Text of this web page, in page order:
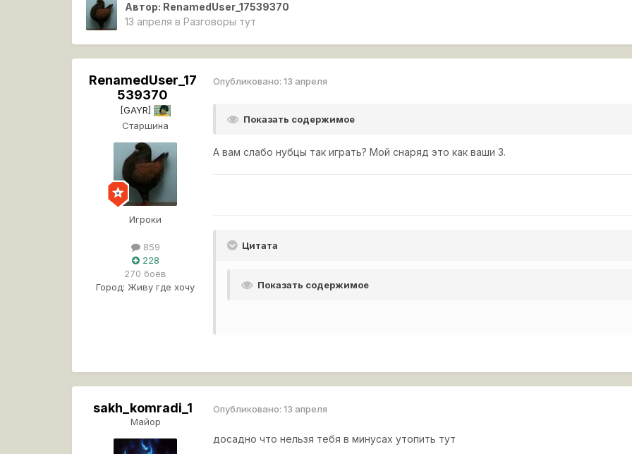
Автор: RenamedUser_17539370
13 апреля в Разговоры тут
RenamedUser_17
539370
[GAYR]
Старшина
Игроки
859
228
270 боёв
Город: Живу где хочу
Опубликовано:13 апреля
Показать содержимое
А вам слабо нубцы так играть? Мой снаряд это как ваши 3.
Цитата
Показать содержимое
sakh_komradi_1
Майор
Опубликовано:13 апреля
досадно что нельзя тебя в минусах утопить тут